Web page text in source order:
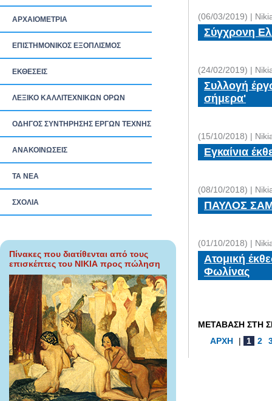
ΑΡΧΑΙΟΜΕΤΡΙΑ
ΕΠΙΣΤΗΜΟΝΙΚΟΣ ΕΞΟΠΛΙΣΜΟΣ
ΕΚΘΕΣΕΙΣ
ΛΕΞΙΚΟ ΚΑΛΛΙΤΕΧΝΙΚΩΝ ΟΡΩΝ
ΟΔΗΓΟΣ ΣΥΝΤΗΡΗΣΗΣ ΕΡΓΩΝ ΤΕΧΝΗΣ
ΑΝΑΚΟΙΝΩΣΕΙΣ
ΤΑ ΝEΑ
ΣΧΟΛΙΑ
Πίνακες που διατίθενται από τους
επισκέπτες του ΝΙΚΙΑ προς πώληση
(06/03/2019) |
Σύγχρονη
(24/02/2019) |
Συλλογή
σήμερα'
(15/10/2018) |
Εγκαίνια
(08/10/2018) |
ΠΑΥΛΟΣ
(01/10/2018) |
Ατομική
Φωλίνας
ΜΕΤΑΒΑΣΗ ΣΤΗ
ΑΡΧΗ
| 1 2